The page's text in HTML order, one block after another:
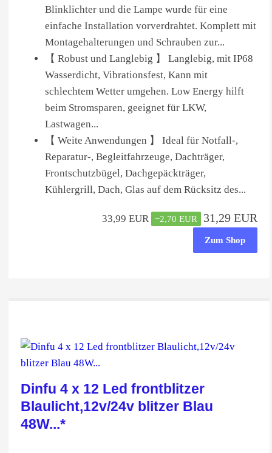
Blinklichter und die Lampe wurde für eine
einfache Installation vorverdrahtet. Komplett mit
Montagehalterungen und Schrauben zur...
【 Robust und Langlebig 】 Langlebig, mit IP68
Wasserdicht, Vibrationsfest, Kann mit
schlechtem Wetter umgehen. Low Energy hilft
beim Stromsparen, geeignet für LKW,
Lastwagen...
【 Weite Anwendungen 】 Ideal für Notfall-,
Reparatur-, Begleitfahrzeuge, Dachträger,
Frontschutzbügel, Dachgepäckträger,
Kühlergrill, Dach, Glas auf dem Rücksitz des...
33,99 EUR −2,70 EUR 31,29 EUR
Zum Shop
Dinfu 4 x 12 Led frontblitzer
Blaulicht,12v/24v blitzer Blau
48W...*